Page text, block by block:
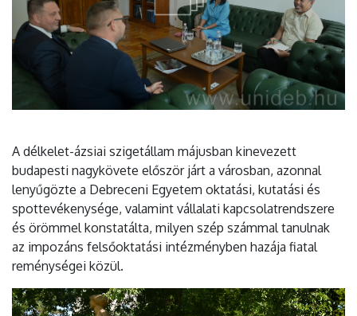
A délkelet-ázsiai szigetállam májusban kinevezett
budapesti nagykövete először járt a városban, azonnal
lenyűgözte a Debreceni Egyetem oktatási, kutatási és
spottevékenysége, valamint vállalati kapcsolatrendszere
és örömmel konstatálta, milyen szép számmal tanulnak
az impozáns felsőoktatási intézményben hazája fiatal
reménységei közül.